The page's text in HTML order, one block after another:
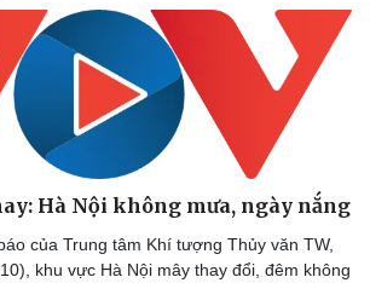
Hà Nội không mưa, ngày nắng
của Trung tâm Khí tượng Thủy văn TW,
khu vực Hà Nội mây thay đổi, đêm không